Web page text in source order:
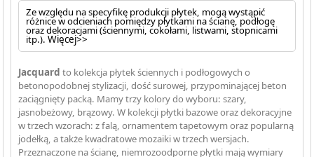
Ze względu na specyfikę produkcji płytek, mogą wystąpić
różnice w odcieniach pomiędzy płytkami na ścianę, podłogę
oraz dekoracjami (ściennymi, cokołami, listwami, stopnicami
itp.).Więcej>>
Jacquard to kolekcja płytek ściennych i podłogowych o
betonopodobnej stylizacji, dość surowej, przypominającej beton
zaciągnięty packą. Mamy trzy kolory do wyboru: szary,
jasnobeżowy, brązowy. W kolekcji płytki bazowe oraz dekoracyjne
w trzech wzorach: z falą, ornamentem tapetowym oraz popularną
jodełką, a także kwadratowe mozaiki w trzech wersjach.
Przeznaczone na ścianę, niemrozoodporne płytki mają wymiary